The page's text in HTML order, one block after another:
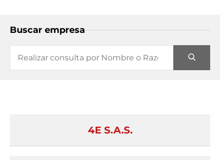
Buscar empresa
4E S.A.S.